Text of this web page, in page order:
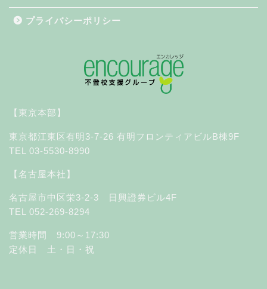
プライバシーポリシー
【東京本部】
東京都江東区有明3-7-26 有明フロンティアビルB棟9F
TEL 03-5530-8990
【名古屋本社】
名古屋市中区栄3-2-3 日興證券ビル4F
TEL 052-269-8294
営業時間 9:00～17:30
定休日 土・日・祝